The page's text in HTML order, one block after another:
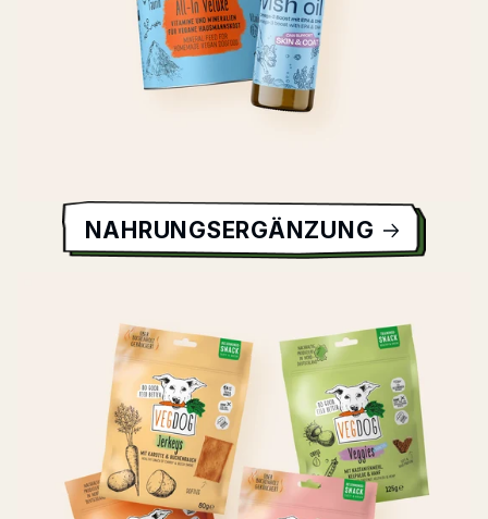
NAHRUNGSERGÄNZUNG